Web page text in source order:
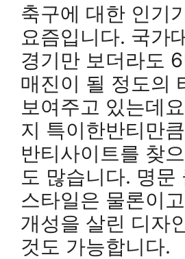
축구에 대한 인기
요즘입니다. 국가
경기만 보더라도
매진이 될 정도의
보여주고 있는데
지 특이한반티만
반티사이트를 찾
도 많습니다. 명문
스타일은 물론이
개성을 살린 디자
것도 가능합니다.